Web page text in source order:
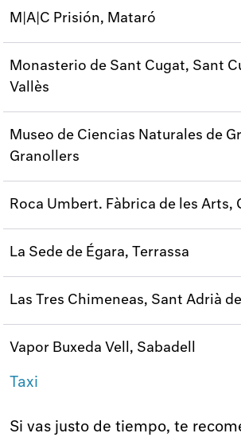
M|A|C Prisión, Mataró
Monasterio de Sant Cugat, Sant
Vallès
Museo de Ciencias Naturales de
Granollers
Roca Umbert. Fàbrica de les Arts,
La Sede de Égara, Terrassa
Las Tres Chimeneas, Sant Adrià
Vapor Buxeda Vell, Sabadell
Taxi
Si vas justo de tiempo, te